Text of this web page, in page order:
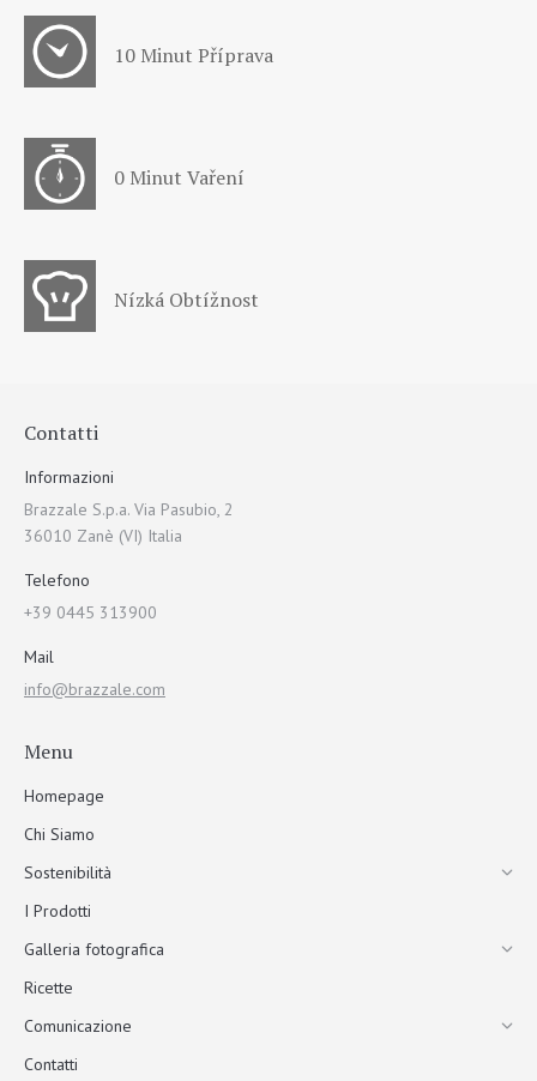
10 Minut Příprava
0 Minut Vaření
Nízká Obtížnost
Contatti
Informazioni
Brazzale S.p.a. Via Pasubio, 2
36010 Zanè (VI) Italia
Telefono
+39 0445 313900
Mail
info@brazzale.com
Menu
Homepage
Chi Siamo
Sostenibilità
I Prodotti
Galleria fotografica
Ricette
Comunicazione
Contatti